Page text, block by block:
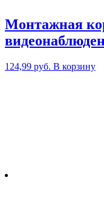
Монтажная
124,99 руб. В корзину